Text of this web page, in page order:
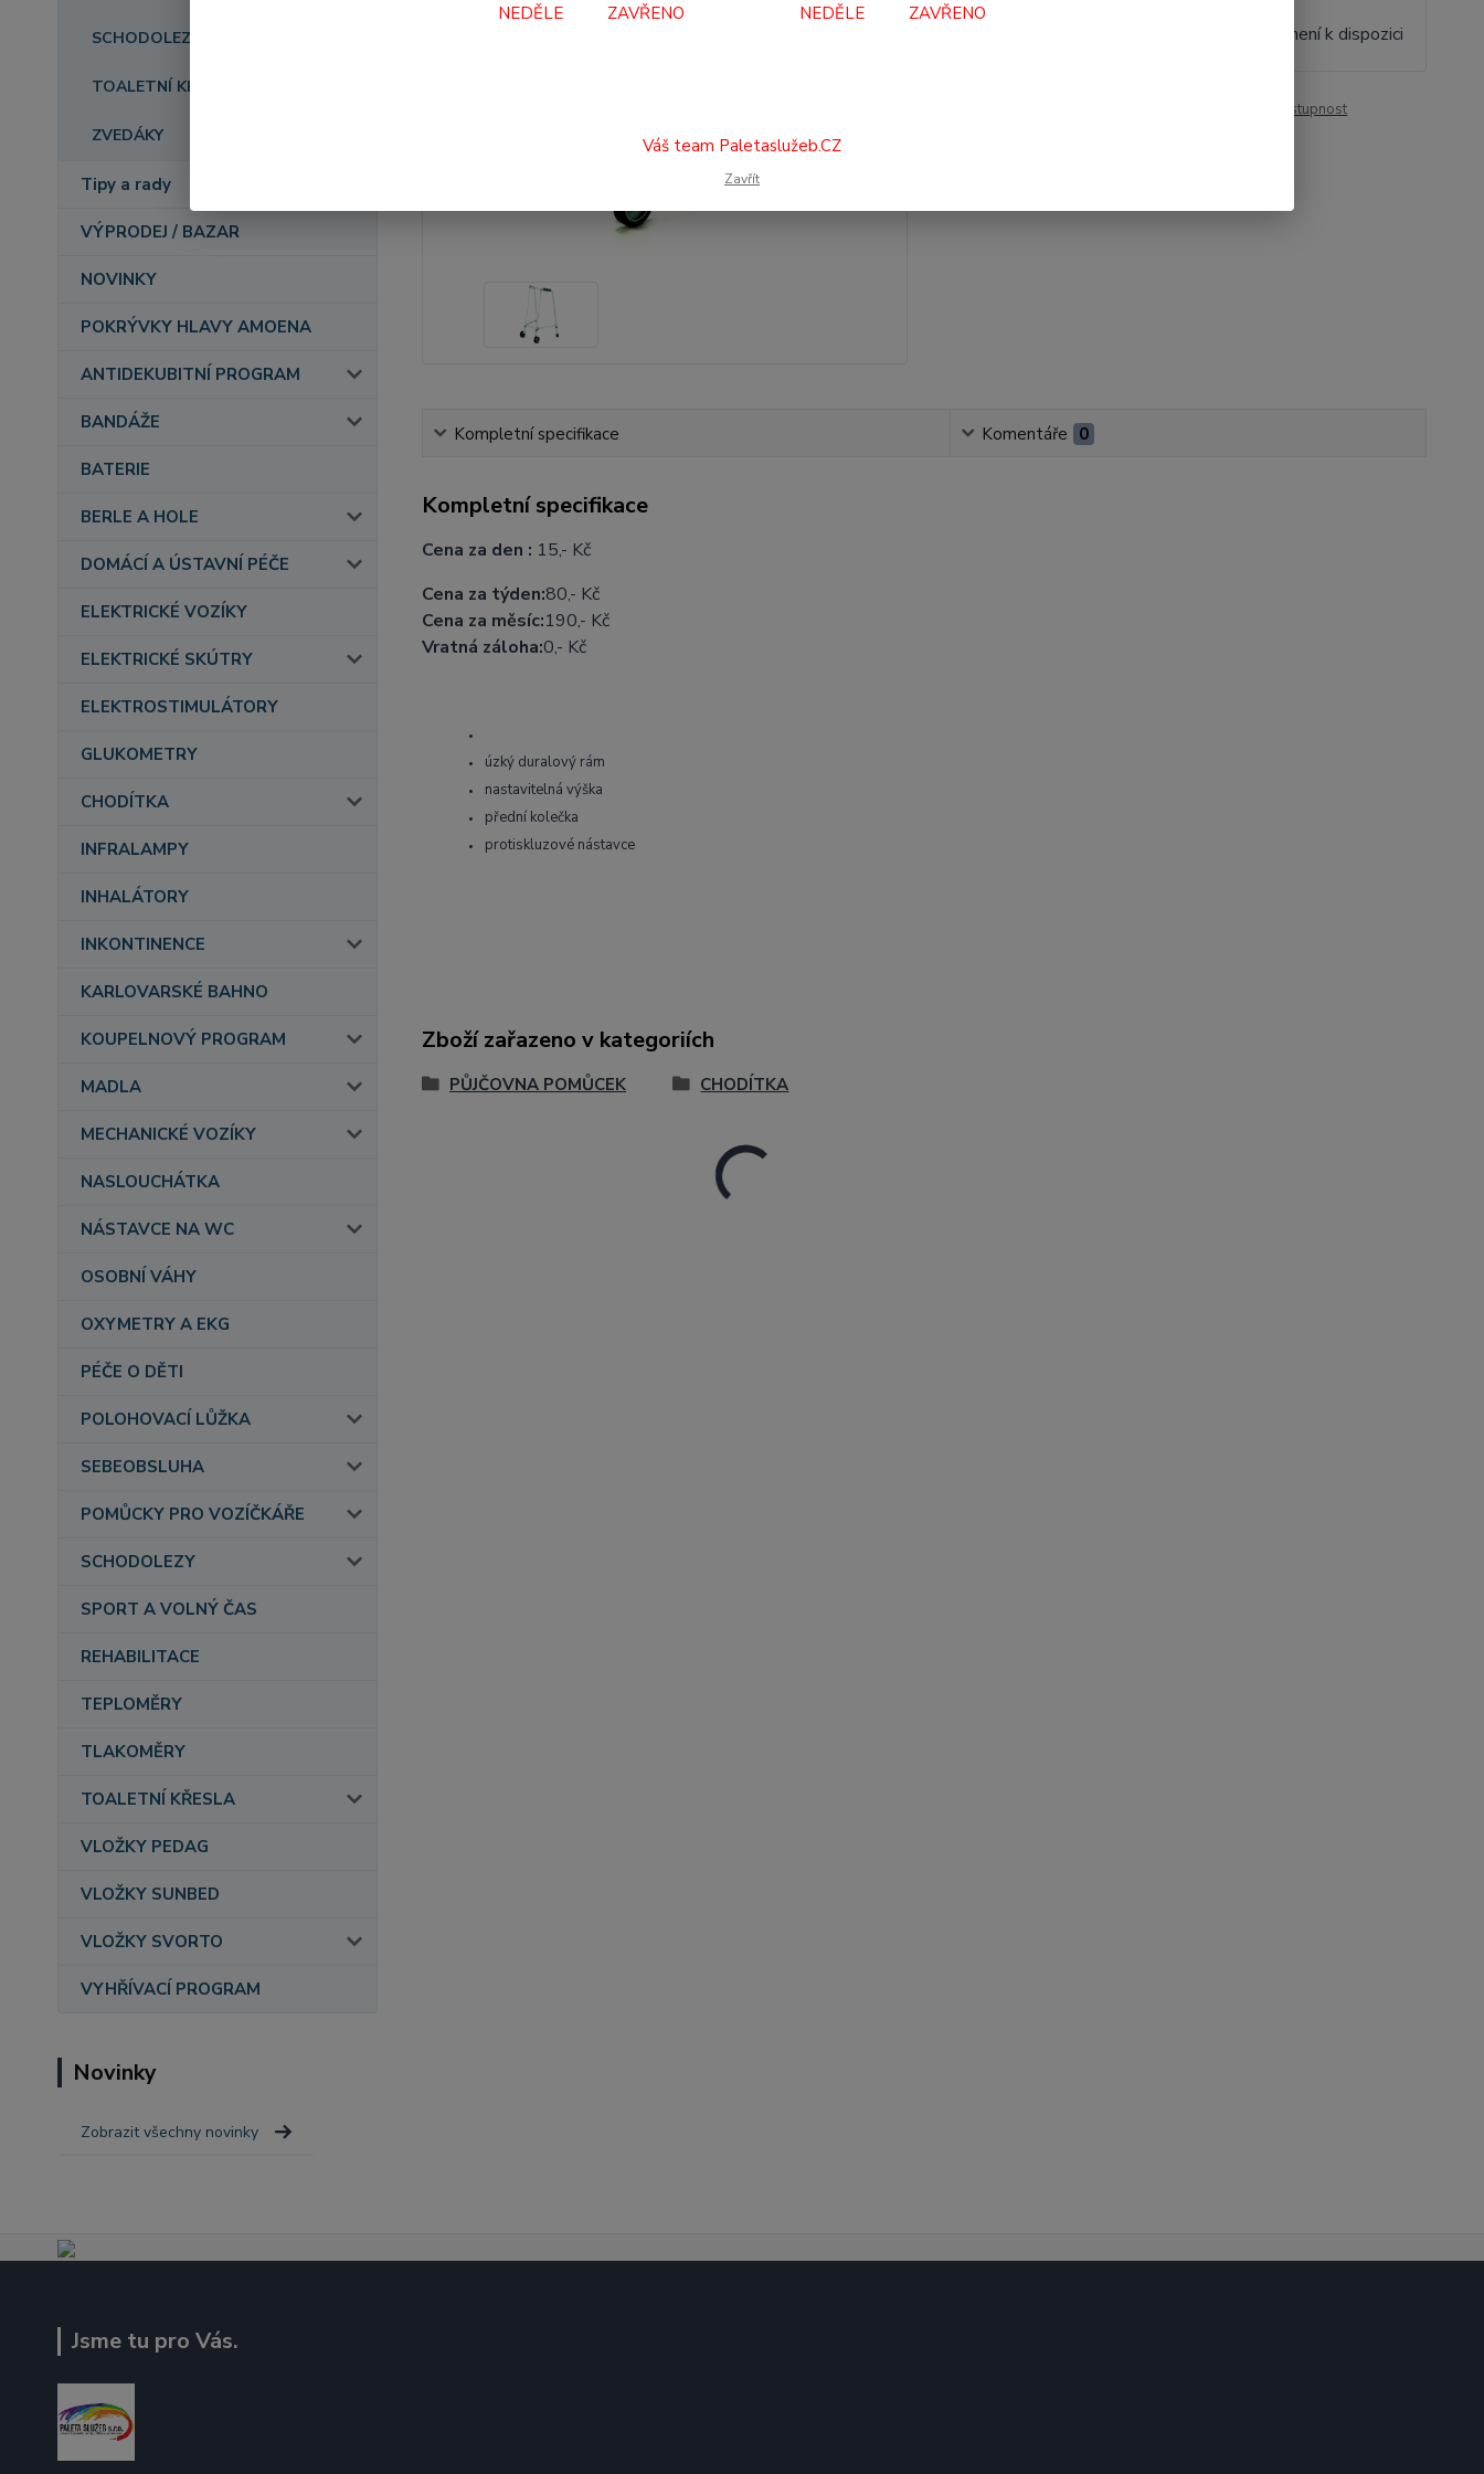
SCHODOLEZY
TOALETNÍ KŘESLA
ZVEDÁKY
Tipy a rady
VÝPRODEJ / BAZAR
NOVINKY
POKRÝVKY HLAVY AMOENA
ANTIDEKUBITNÍ PROGRAM
BANDÁŽE
BATERIE
BERLE A HOLE
DOMÁCÍ A ÚSTAVNÍ PÉČE
ELEKTRICKÉ VOZÍKY
ELEKTRICKÉ SKÚTRY
ELEKTROSTIMULÁTORY
GLUKOMETRY
CHODÍTKA
INFRALAMPY
INHALÁTORY
INKONTINENCE
KARLOVARSKÉ BAHNO
KOUPELNOVÝ PROGRAM
MADLA
MECHANICKÉ VOZÍKY
NASLOUCHÁTKA
NÁSTAVCE NA WC
OSOBNÍ VÁHY
OXYMETRY A EKG
PÉČE O DĚTI
POLOHOVACÍ LŮŽKA
SEBEOBSLUHA
POMŮCKY PRO VOZÍČKÁŘE
SCHODOLEZY
SPORT A VOLNÝ ČAS
REHABILITACE
TEPLOMĚRY
TLAKOMĚRY
TOALETNÍ KŘESLA
VLOŽKY PEDAG
VLOŽKY SUNBED
VLOŽKY SVORTO
VYHŘÍVACÍ PROGRAM
Novinky
Zobrazit všechny novinky
15 Kč Momentálně není k dispozici
Hlídat cenu / dostupnost
Kompletní specifikace Komentáře 0
Kompletní specifikace
Cena za den : 15,- Kč
Cena za týden:80,- Kč
Cena za měsíc:190,- Kč
Vratná záloha:0,- Kč
úzký duralový rám
nastavitelná výška
přední kolečka
protiskluzové nástavce
Zboží zařazeno v kategoriích
PŮJČOVNA POMŮCEK CHODÍTKA
Jsme tu pro Vás.
NEDĚLE ZAVŘENO NEDĚLE ZAVŘENO
Váš team Paletaslužeb.CZ
Zavřít